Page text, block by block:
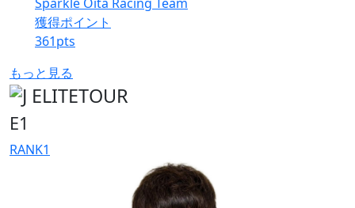
獲得ポイント
361pts
もっと見る
E1
RANK1